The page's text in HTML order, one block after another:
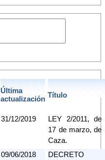
Última
actualización Título
31/12/2019
LEY 2/2011, de
17 de marzo, de
Caza.
09/06/2018
DECRETO